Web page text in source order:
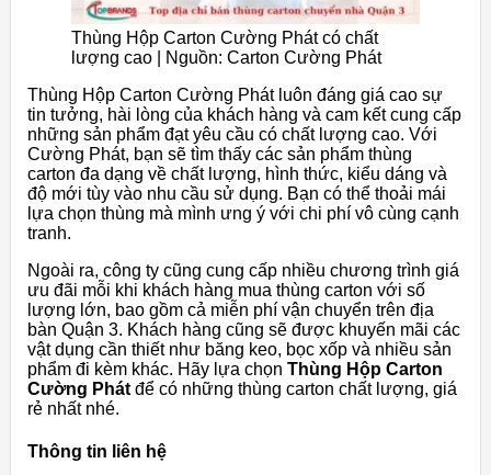
Thùng Hộp Carton Cường Phát có chất
lượng cao | Nguồn: Carton Cường Phát
Thùng Hộp Carton Cường Phát luôn đáng giá cao sự
tin tưởng, hài lòng của khách hàng và cam kết cung cấp
những sản phẩm đạt yêu cầu có chất lượng cao. Với
Cường Phát, bạn sẽ tìm thấy các sản phẩm thùng
carton đa dạng về chất lượng, hình thức, kiểu dáng và
độ mới tùy vào nhu cầu sử dụng. Bạn có thể thoải mái
lựa chọn thùng mà mình ưng ý với chi phí vô cùng cạnh
tranh.
Ngoài ra, công ty cũng cung cấp nhiều chương trình giá
ưu đãi mỗi khi khách hàng mua thùng carton với số
lượng lớn, bao gồm cả miễn phí vận chuyển trên địa
bàn Quận 3. Khách hàng cũng sẽ được khuyến mãi các
vật dụng cần thiết như băng keo, bọc xốp và nhiều sản
phẩm đi kèm khác. Hãy lựa chọn Thùng Hộp Carton
Cường Phát để có những thùng carton chất lượng, giá
rẻ nhất nhé.
Thông tin liên hệ